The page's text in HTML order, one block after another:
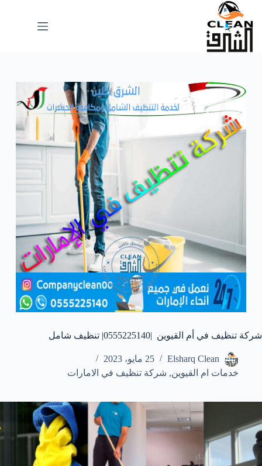
التجاوز
المحتوى
شركة تنظيف في أم القيوين |0555225140| تنظيف شامل
Elsharq Clean
25 مايو، 2023
خدمات ام القيوين, شركة تنظيف في الامارات